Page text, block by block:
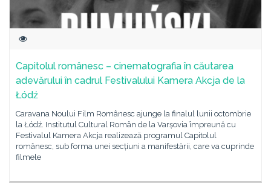
Capitolul românesc – cinematografia în căutarea
adevărului în cadrul Festivalului Kamera Akcja de la
Łódź
Caravana Noului Film Românesc ajunge la finalul lunii octombrie
la Łódź. Institutul Cultural Român de la Varșovia împreună cu
Festivalul Kamera Akcja realizează programul Capitolul
românesc, sub forma unei secțiuni a manifestării, care va cuprinde
filmele